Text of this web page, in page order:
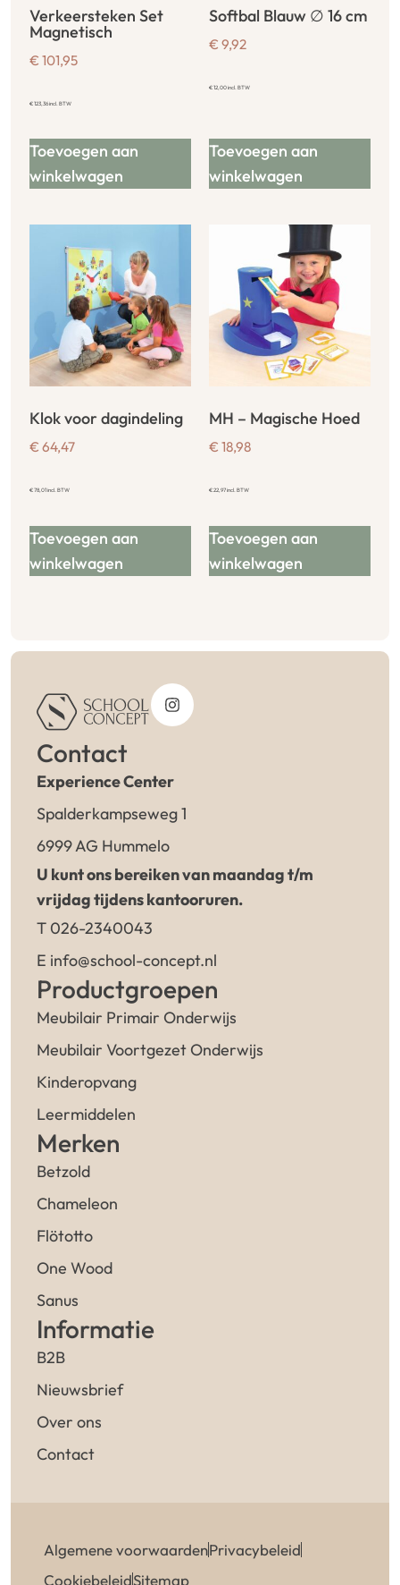
Verkeersteken Set
Magnetisch
€ 101,95
€123,36incl. BTW
Toevoegen aan
winkelwagen
Softbal Blauw ∅ 16 cm
€ 9,92
€12,00incl. BTW
Toevoegen aan
winkelwagen
Klok voor dagindeling
€ 64,47
€78,01incl. BTW
Toevoegen aan
winkelwagen
MH – Magische Hoed
€ 18,98
€22,97incl. BTW
Toevoegen aan
winkelwagen
Contact
Experience Center
Spalderkampseweg 1
6999 AG Hummelo
U kunt ons bereiken van maandag t/m
vrijdag tijdens kantooruren.
T 026-2340043
E info@school-concept.nl
Productgroepen
Meubilair Primair Onderwijs
Meubilair Voortgezet Onderwijs
Kinderopvang
Leermiddelen
Merken
Betzold
Chameleon
Flötotto
One Wood
Sanus
Informatie
B2B
Nieuwsbrief
Over ons
Contact
Algemene voorwaardenPrivacybeleid
CookiebeleidSitemap